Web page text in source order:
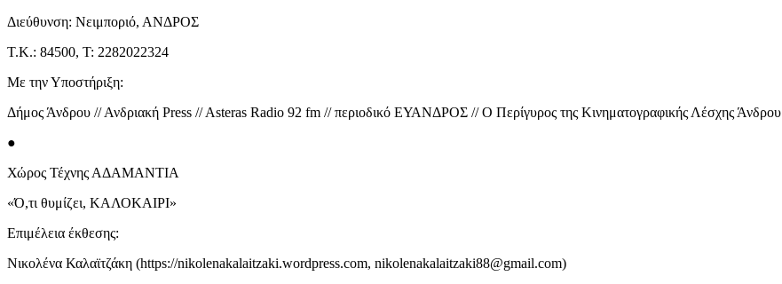
Διεύθυνση: Νειμποριό, ΑΝΔΡΟΣ
Τ.Κ.: 84500, Τ: 2282022324
Με την Υποστήριξη:
Δήμος Άνδρου // Ανδριακή Press // Asteras Radio 92 fm // περιοδικό ΕΥΑΝΔΡΟΣ // Ο Περίγυρος της Κινηματογραφικής Λέσχης Άνδρου
●
Χώρος Τέχνης ΑΔΑΜΑΝΤΙΑ
«Ό,τι θυμίζει, ΚΑΛΟΚΑΙΡΙ»
Επιμέλεια έκθεσης:
Νικολένα Καλαϊτζάκη (https://nikolenakalaitzaki.wordpress.com, nikolenakalaitzaki88@gmail.com)